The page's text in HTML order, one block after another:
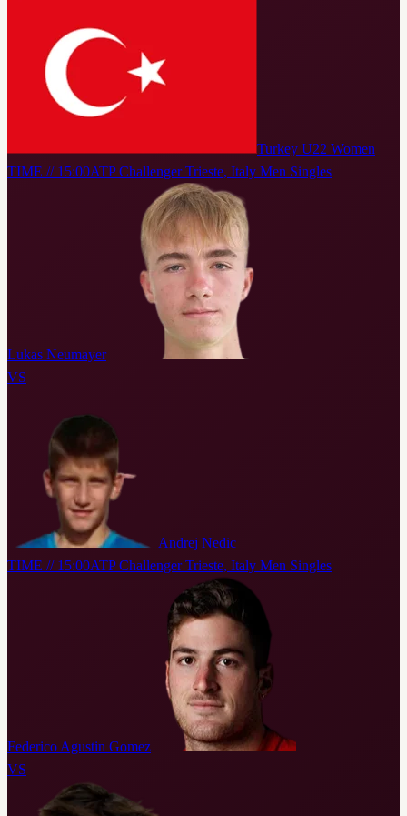
Turkey U22 Women
TIME // 15:00ATP Challenger Trieste, Italy Men Singles
Lukas Neumayer
VS
Andrej Nedic
TIME // 15:00ATP Challenger Trieste, Italy Men Singles
Federico Agustin Gomez
VS